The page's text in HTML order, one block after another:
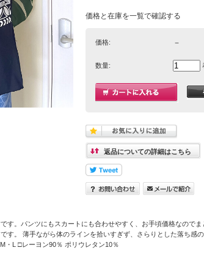
価格と在庫を一覧で確認する
価格: －
数量:
返品についての詳細はこちら
す。パンツにもスカートにも合わせやすく、お手頃価格なのでま
す。 薄手ながら体のラインを拾いすぎず、さらりとした落ち感
L □レーヨン90％ ポリウレタン10％